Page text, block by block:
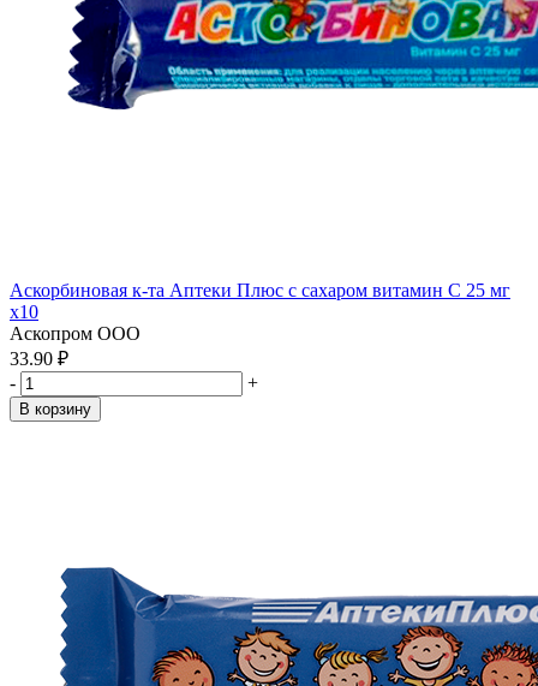
Аскорбиновая к-та Аптеки Плюс с сахаром витамин С 25 мг
x10
Аскопром ООО
33.90 ₽
-
+
В корзину